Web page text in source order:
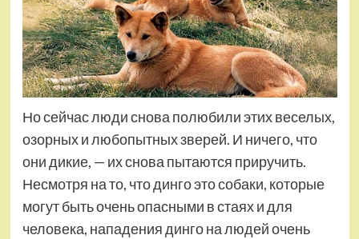
Но сейчас люди снова полюбили этих веселых,
озорных и любопытных зверей. И ничего, что
они дикие, — их снова пытаются приручить.
Несмотря на то, что динго это собаки, которые
могут быть очень опасными в стаях и для
человека, нападения динго на людей очень